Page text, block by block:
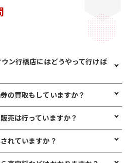
ン行橋店にはどうやって行けば
橋駅西口を出て、正面太陽交通バス
進んで頂き、突き当たり左手にコンタ
見えたら、その角を左にお進みくださ
い側、赤い内装が目印です。
の買取もしていますか？
ミゆめタウン商品券をはじめ、イオン
の買取価格につきましては、お近く
い合わせください。
売は行っていますか？
店となっておりますので、お近くの金
れていますか？